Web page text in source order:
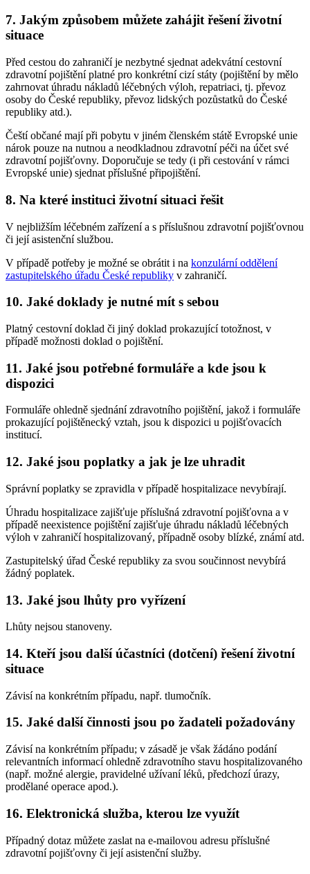
7. Jakým způsobem můžete zahájit řešení životní
situace
Před cestou do zahraničí je nezbytné sjednat adekvátní cestovní
zdravotní pojištění platné pro konkrétní cizí státy (pojištění by mělo
zahrnovat úhradu nákladů léčebných výloh, repatriaci, tj. převoz
osoby do České republiky, převoz lidských pozůstatků do České
republiky atd.).
Čeští občané mají při pobytu v jiném členském státě Evropské unie
nárok pouze na nutnou a neodkladnou zdravotní péči na účet své
zdravotní pojišťovny. Doporučuje se tedy (i při cestování v rámci
Evropské unie) sjednat příslušné připojištění.
8. Na které instituci životní situaci řešit
V nejbližším léčebném zařízení a s příslušnou zdravotní pojišťovnou
či její asistenční službou.
V případě potřeby je možné se obrátit i na konzulární oddělení
zastupitelského úřadu České republiky v zahraničí.
10. Jaké doklady je nutné mít s sebou
Platný cestovní doklad či jiný doklad prokazující totožnost, v
případě možnosti doklad o pojištění.
11. Jaké jsou potřebné formuláře a kde jsou k
dispozici
Formuláře ohledně sjednání zdravotního pojištění, jakož i formuláře
prokazující pojištěnecký vztah, jsou k dispozici u pojišťovacích
institucí.
12. Jaké jsou poplatky a jak je lze uhradit
Správní poplatky se zpravidla v případě hospitalizace nevybírají.
Úhradu hospitalizace zajišťuje příslušná zdravotní pojišťovna a v
případě neexistence pojištění zajišťuje úhradu nákladů léčebných
výloh v zahraničí hospitalizovaný, případně osoby blízké, známí atd.
Zastupitelský úřad České republiky za svou součinnost nevybírá
žádný poplatek.
13. Jaké jsou lhůty pro vyřízení
Lhůty nejsou stanoveny.
14. Kteří jsou další účastníci (dotčení) řešení životní
situace
Závisí na konkrétním případu, např. tlumočník.
15. Jaké další činnosti jsou po žadateli požadovány
Závisí na konkrétním případu; v zásadě je však žádáno podání
relevantních informací ohledně zdravotního stavu hospitalizovaného
(např. možné alergie, pravidelné užívaní léků, předchozí úrazy,
prodělané operace apod.).
16. Elektronická služba, kterou lze využít
Případný dotaz můžete zaslat na e-mailovou adresu příslušné
zdravotní pojišťovny či její asistenční služby.